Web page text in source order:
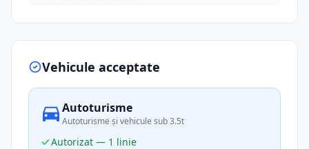
Vehicule acceptate
Autoturisme
Autoturisme și vehicule sub 3.5t
Autorizat — 1 linie